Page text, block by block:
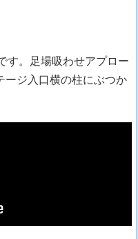
す。足場吸わせアプロー
ージ入口横の柱にぶつか